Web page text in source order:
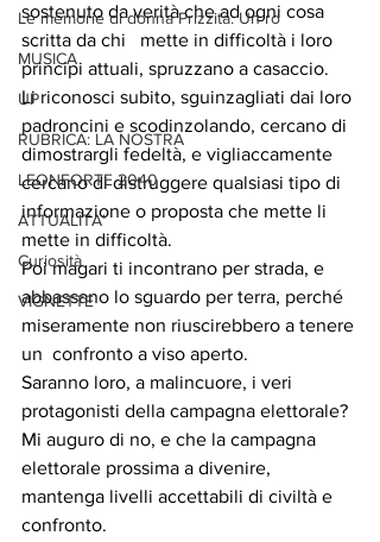
Le memorie di donna Prizzita. Un ro
MUSICA
UP
RUBRICA: LA NOSTRA
LEONFORTE 2040
ATTUALITA'
Curiosità
VIGNETTE
sostenuto da verità che ad ogni cosa
scritta da chi   mette in difficoltà i loro
principi attuali, spruzzano a casaccio.
Li riconosci subito, sguinzagliati dai loro
padroncini e scodinzolando, cercano di
dimostrargli fedeltà, e vigliaccamente
cercano di distruggere qualsiasi tipo di
informazione o proposta che mette li
mette in difficoltà.
Poi magari ti incontrano per strada, e
abbassano lo sguardo per terra, perché
miseramente non riuscirebbero a tenere
un  confronto a viso aperto.
Saranno loro, a malincuore, i veri
protagonisti della campagna elettorale?
Mi auguro di no, e che la campagna
elettorale prossima a divenire,
mantenga livelli accettabili di civiltà e
confronto.